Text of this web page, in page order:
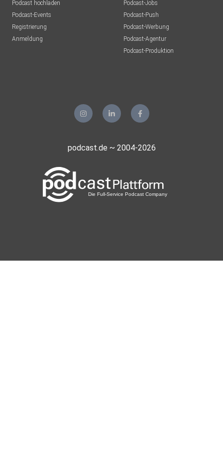
Podcast hochladen
Podcast-Events
Registrierung
Anmeldung
Podcast-Jobs
Podcast-Push
Podcast-Werbung
Podcast-Agentur
Podcast-Produktion
podcast.de ~ 2004-2026